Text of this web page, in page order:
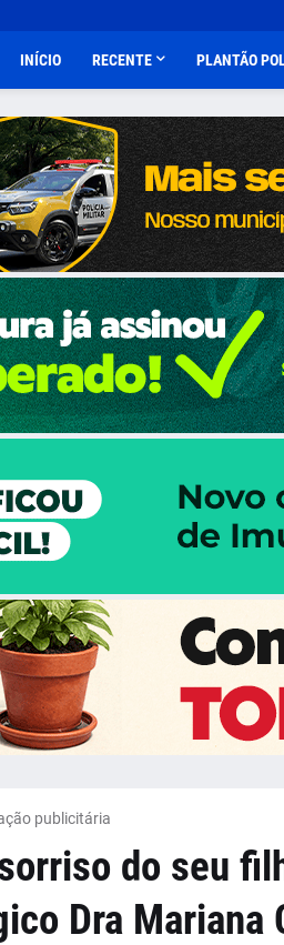
INÍCIO RECENTE PLANTÃO
publicitária
do seu
Dra Mariana